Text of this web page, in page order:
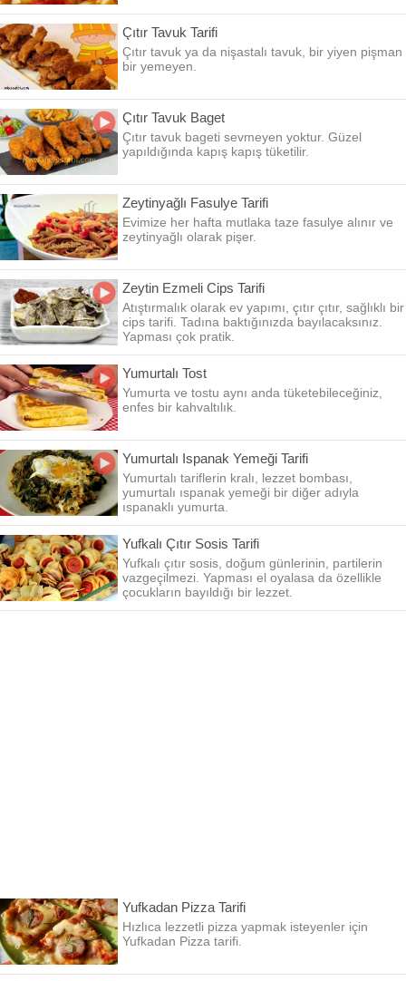
Çıtır Tavuk Tarifi
Çıtır tavuk ya da nişastalı tavuk, bir yiyen pişman
bir yemeyen.
Çıtır Tavuk Baget
Çıtır tavuk bageti sevmeyen yoktur. Güzel
yapıldığında kapış kapış tüketilir.
Zeytinyağlı Fasulye Tarifi
Evimize her hafta mutlaka taze fasulye alınır ve
zeytinyağlı olarak pişer.
Zeytin Ezmeli Cips Tarifi
Atıştırmalık olarak ev yapımı, çıtır çıtır, sağlıklı bir
cips tarifi. Tadına baktığınızda bayılacaksınız.
Yapması çok pratik.
Yumurtalı Tost
Yumurta ve tostu aynı anda tüketebileceğiniz,
enfes bir kahvaltılık.
Yumurtalı Ispanak Yemeği Tarifi
Yumurtalı tariflerin kralı, lezzet bombası,
yumurtalı ıspanak yemeği bir diğer adıyla
ıspanaklı yumurta.
Yufkalı Çıtır Sosis Tarifi
Yufkalı çıtır sosis, doğum günlerinin, partilerin
vazgeçilmezi. Yapması el oyalasa da özellikle
çocukların bayıldığı bir lezzet.
Yufkadan Pizza Tarifi
Hızlıca lezzetli pizza yapmak isteyenler için
Yufkadan Pizza tarifi.